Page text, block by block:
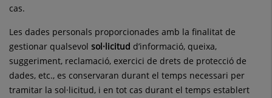
cas.
Les dades personals proporcionades amb la finalitat de
gestionar qualsevol sol·licitud d’informació, queixa,
suggeriment, reclamació, exercici de drets de protecció de
dades, etc., es conservaran durant el temps necessari per
tramitar la sol·licitud, i en tot cas durant el temps establert